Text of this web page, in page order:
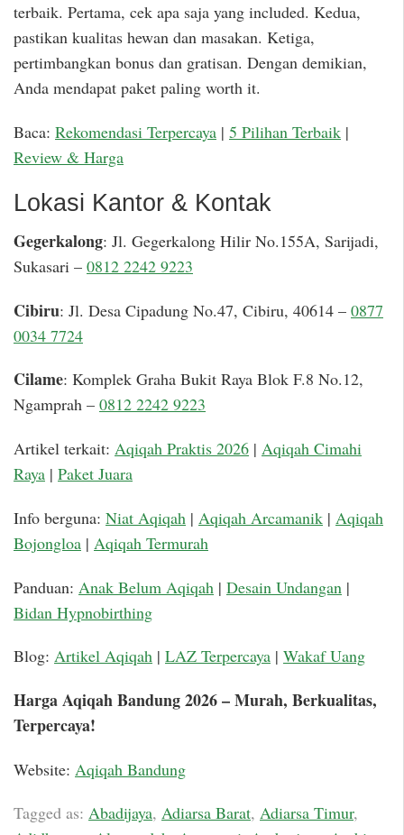
terbaik. Pertama, cek apa saja yang included. Kedua,
pastikan kualitas hewan dan masakan. Ketiga,
pertimbangkan bonus dan gratisan. Dengan demikian,
Anda mendapat paket paling worth it.
Baca: Rekomendasi Terpercaya | 5 Pilihan Terbaik |
Review & Harga
Lokasi Kantor & Kontak
Gegerkalong: Jl. Gegerkalong Hilir No.155A, Sarijadi,
Sukasari – 0812 2242 9223
Cibiru: Jl. Desa Cipadung No.47, Cibiru, 40614 – 0877
0034 7724
Cilame: Komplek Graha Bukit Raya Blok F.8 No.12,
Ngamprah – 0812 2242 9223
Artikel terkait: Aqiqah Praktis 2026 | Aqiqah Cimahi
Raya | Paket Juara
Info berguna: Niat Aqiqah | Aqiqah Arcamanik | Aqiqah
Bojongloa | Aqiqah Termurah
Panduan: Anak Belum Aqiqah | Desain Undangan |
Bidan Hypnobirthing
Blog: Artikel Aqiqah | LAZ Terpercaya | Wakaf Uang
Harga Aqiqah Bandung 2026 – Murah, Berkualitas,
Terpercaya!
Website: Aqiqah Bandung
Tagged as: Abadijaya, Adiarsa Barat, Adiarsa Timur,